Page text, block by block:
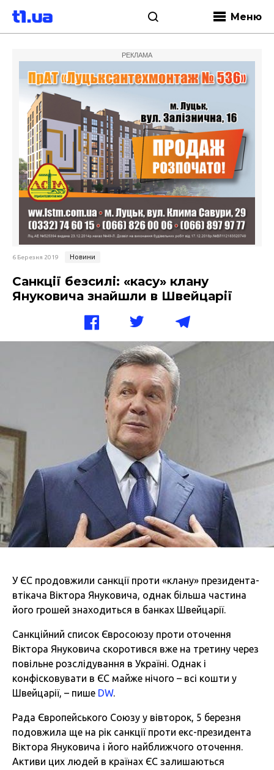
Меню
РЕКЛАМА
6 Березня 2019 Новини
Санкції безсилі: «касу» клану
Януковича знайшли в Швейцарії
У ЄС продовжили санкції проти «клану» президента-
втікача Віктора Януковича, однак більша частина
його грошей знаходиться в банках Швейцарії.
Санкційний список Євросоюзу проти оточення
Віктора Януковича скоротився вже на третину через
повільне розслідування в Україні. Однак і
конфісковувати в ЄС майже нічого – всі кошти у
Швейцарії, – пише DW.
Рада Європейського Союзу у вівторок, 5 березня
подовжила ще на рік санкції проти екс-президента
Віктора Януковича і його найближчого оточення.
Активи цих людей в країнах ЄС залишаються